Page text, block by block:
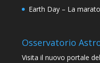
Earth Day – La
Osservatorio
Visita il nuovo portale